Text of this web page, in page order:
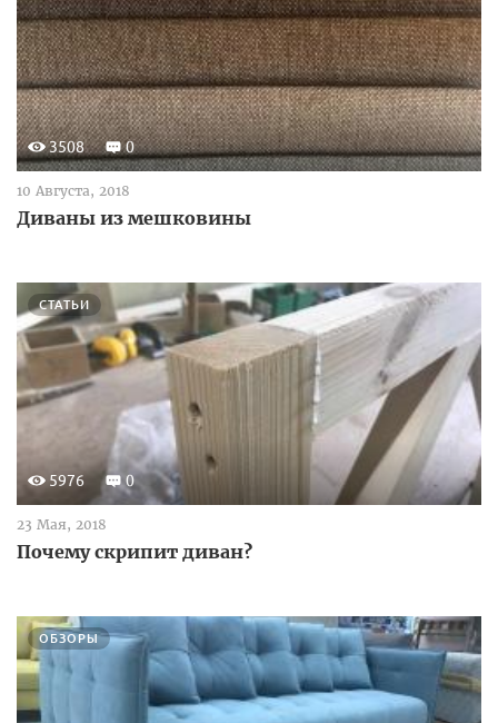
3508 0
10 Августа, 2018
Диваны из мешковины
СТАТЬИ
5976 0
23 Мая, 2018
Почему скрипит диван?
ОБЗОРЫ